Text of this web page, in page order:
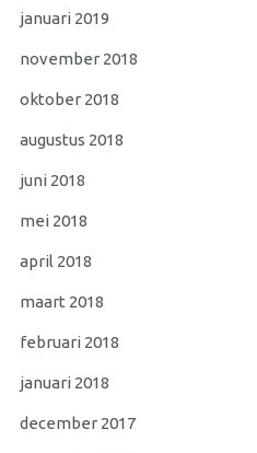
januari 2019
november 2018
oktober 2018
augustus 2018
juni 2018
mei 2018
april 2018
maart 2018
februari 2018
januari 2018
december 2017